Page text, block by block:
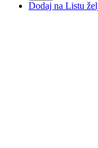
Dodaj na Listu